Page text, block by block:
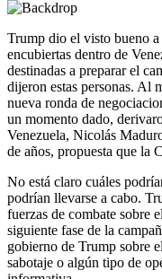
Trump dio el visto bueno
encubiertas dentro de
destinadas a preparar el
dijeron estas personas. Al
nueva ronda de
un momento dado,
Venezuela, Nicolás
de años, propuesta que la
No está claro cuáles
podrían llevarse a cabo.
fuerzas de combate sobre
siguiente fase de la
gobierno de Trump sobre
sabotaje o algún tipo de